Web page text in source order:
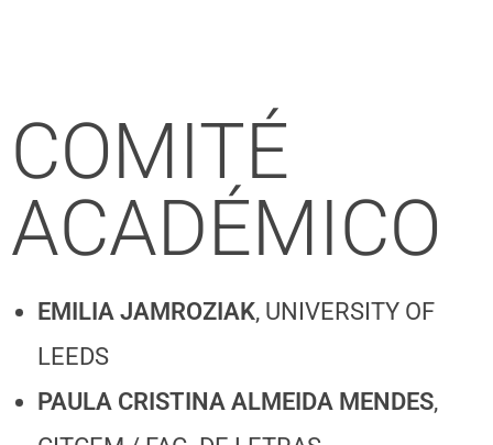
COMITÉ
ACADÉMICO
EMILIA JAMROZIAK, UNIVERSITY OF
LEEDS
PAULA CRISTINA ALMEIDA MENDES,